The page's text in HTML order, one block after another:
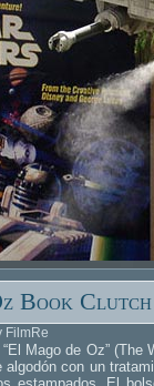
Book Clutch
FilmRe
Mago de Oz” (The
con un